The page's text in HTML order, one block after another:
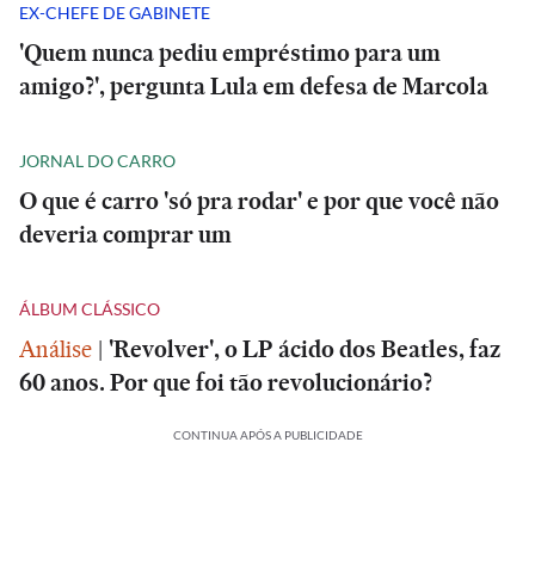
EX-CHEFE DE GABINETE
'Quem nunca pediu empréstimo para um
amigo?', pergunta Lula em defesa de Marcola
JORNAL DO CARRO
O que é carro 'só pra rodar' e por que você não
deveria comprar um
ÁLBUM CLÁSSICO
Análise | 'Revolver', o LP ácido dos Beatles, faz
60 anos. Por que foi tão revolucionário?
CONTINUA APÓS A PUBLICIDADE